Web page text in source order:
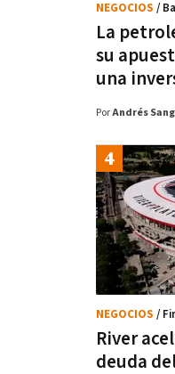
La
su
una
NEGOCIOS /
PorAndrés
River
deuda
NEGOCIOS /